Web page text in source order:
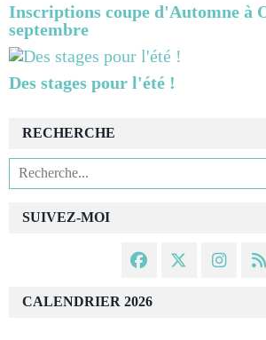
Inscriptions coupe d'Automne à
septembre
Des stages pour l'été !
SUIVEZ-MOI
RECHERCHE
CALENDRIER 2026